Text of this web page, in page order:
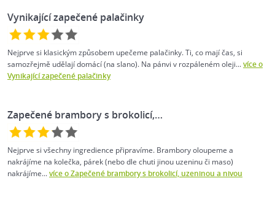
Vynikající zapečené palačinky
Nejprve si klasickým způsobem upečeme palačinky. Ti, co mají čas, si
samozřejmě udělají domácí (na slano). Na pánvi v rozpáleném oleji...více o
Vynikající zapečené palačinky
Zapečené brambory s brokolicí,…
Nejprve si všechny ingredience připravíme. Brambory oloupeme a
nakrájíme na kolečka, párek (nebo dle chuti jinou uzeninu či maso)
nakrájíme...více o Zapečené brambory s brokolicí, uzeninou a nivou